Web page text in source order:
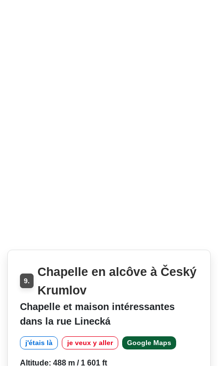
9.
Chapelle en alcôve à Český
Krumlov
Chapelle et maison intéressantes
dans la rue Linecká
j'étais là je veux y aller Google Maps
Altitude: 488 m / 1 601 ft